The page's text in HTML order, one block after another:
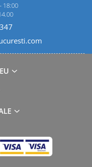
18:00